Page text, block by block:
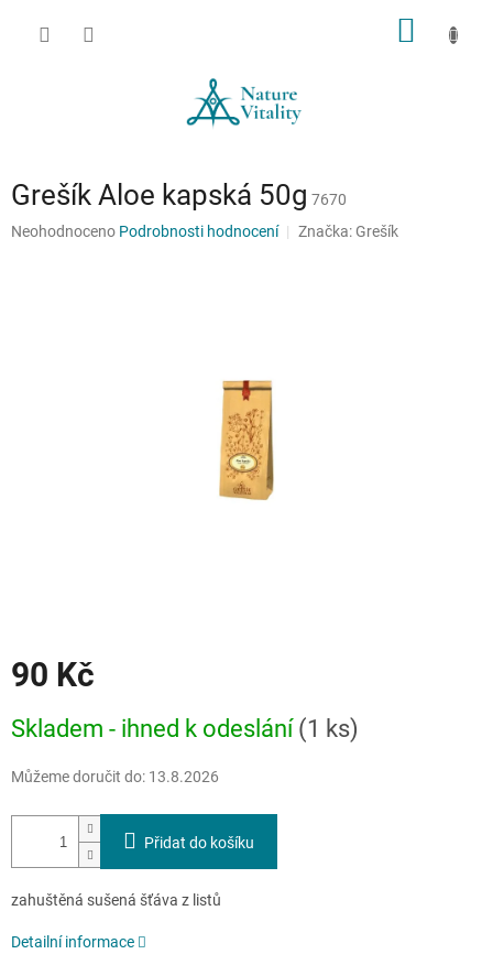
Grešík Aloe kapská 50g 7670
Průměrné
Neohodnoceno Podrobnosti hodnocení Značka: Grešík
90 Kč
cena:
Skladem - ihned k odeslání (1 ks)
Můžeme doručit do: 13.8.2026
Přidat do košíku
zahuštěná sušená šťáva z listů
Detailní informace